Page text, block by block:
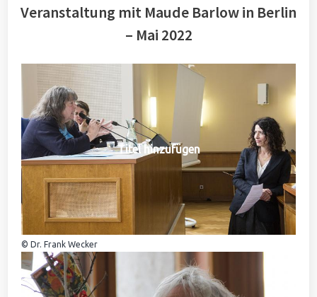
Veranstaltung mit Maude Barlow in Berlin
– Mai 2022
Titel hinzufügen
© Dr. Frank Wecker